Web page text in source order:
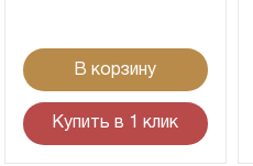
В корзину
Купить в 1 клик